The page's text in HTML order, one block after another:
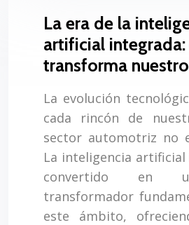
La era de la
artificial
transforma
La evolución
cada rincón de
sector automotriz no
La inteligencia
convertido en
transformador
este ámbito,